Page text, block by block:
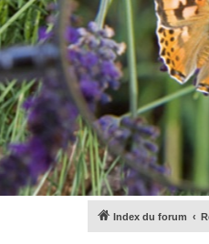
Index du forum